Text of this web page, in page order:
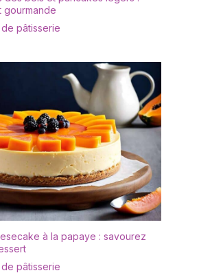
pâtisserie
à la papaye : savourez
pâtisserie